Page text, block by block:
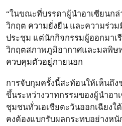
“ในขณะที่บรรดาผู้นำอาเซียนก
วิกฤต ความยั่งยืน และความร่ว
ประชุม แต่นักกิจกรรมผู้ออกมาเ
วิกฤตสภาพภูมิอากาศและมลพิษ
ควบคุมตัวอยู่ภายนอก
การจับกุมครั้งนี้สะท้อนให้เห็นถึง
ขึ้นระหว่างวาทกรรมของผู้นำอา
ชุมชนทั่วเอเชียตะวันออกเฉียง
คงต้องแบกรับผลกระทบอย่างห